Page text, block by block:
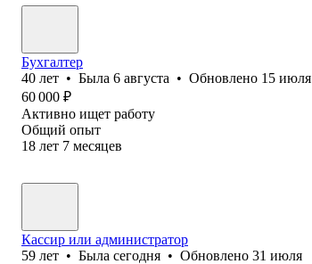
Бухгалтер
40 лет • Была 6 августа • Обновлено 15 июля
60 000 ₽
Активно ищет работу
Общий опыт
18 лет 7 месяцев
Кассир или администратор
59 лет • Была сегодня • Обновлено 31 июля